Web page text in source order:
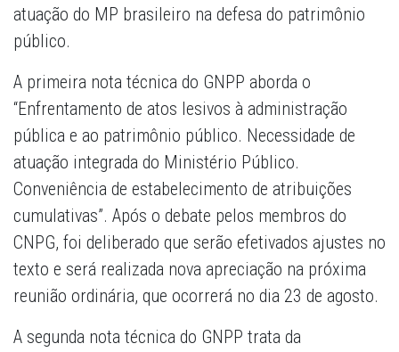
atuação do MP brasileiro na defesa do patrimônio
público.
A primeira nota técnica do GNPP aborda o
“Enfrentamento de atos lesivos à administração
pública e ao patrimônio público. Necessidade de
atuação integrada do Ministério Público.
Conveniência de estabelecimento de atribuições
cumulativas”. Após o debate pelos membros do
CNPG, foi deliberado que serão efetivados ajustes no
texto e será realizada nova apreciação na próxima
reunião ordinária, que ocorrerá no dia 23 de agosto.
A segunda nota técnica do GNPP trata da